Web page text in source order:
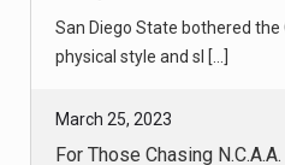
San Diego State bothered
physical style and sl [...]
March 25, 2023
For Those Chasing N.C.A.A.